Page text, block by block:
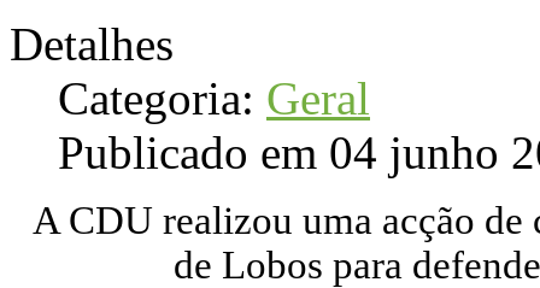
Detalhes
Categoria: Geral
Publicado em 04 junho
A CDU realizou uma acção de
de Lobos para